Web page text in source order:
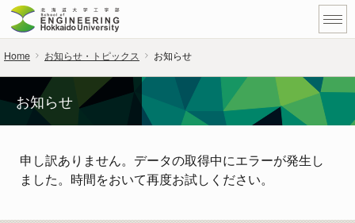
Home お知らせ・トピックス お知らせ
お知らせ
申し訳ありません。データの取得中にエラーが発生し
ました。時間をおいて再度お試しください。